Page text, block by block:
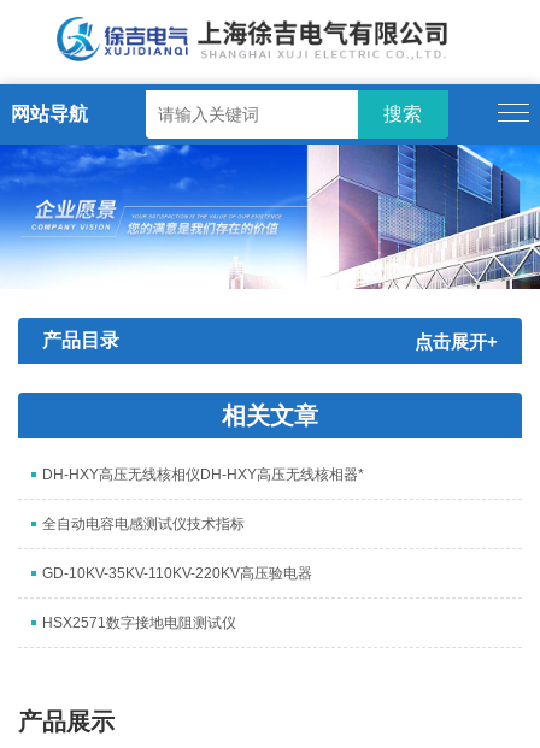
网站导航
产品目录 点击展开+
相关文章
DH-HXY高压无线核相仪DH-HXY高压无线核相器*
全自动电容电感测试仪技术指标
GD-10KV-35KV-110KV-220KV高压验电器
HSX2571数字接地电阻测试仪
产品展示